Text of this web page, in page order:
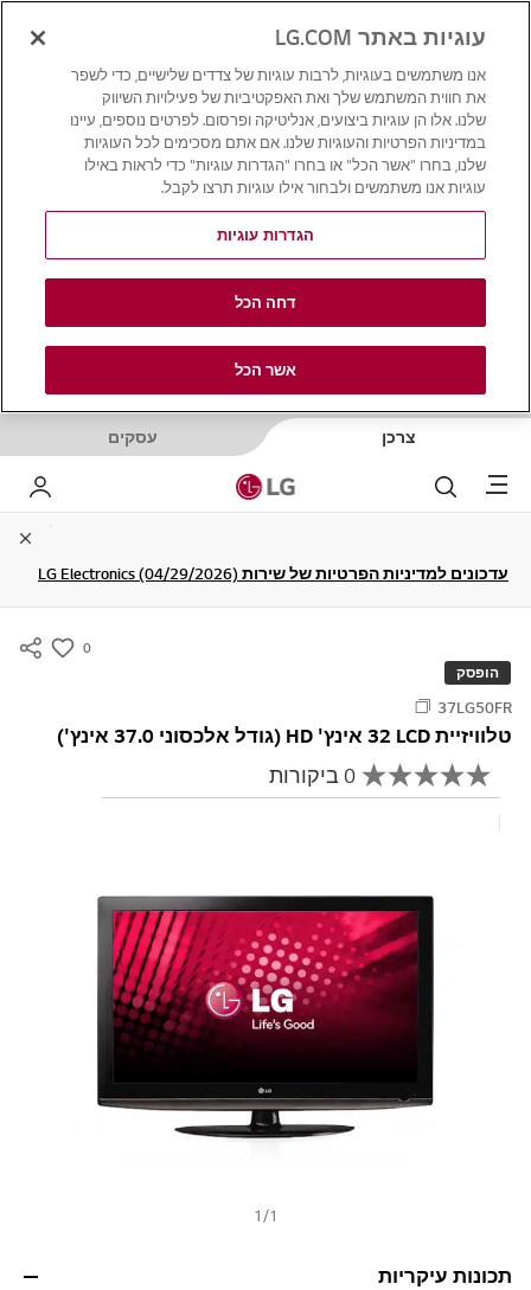
צרכן עסקים
Menu
עדכונים למדיניות הפרטיות של שירות LG Electronics (04/29/2026)
0
m
הופסק
37LG50FR
טלוויזיית LCD‏‏ 32 אינץ' HD (גודל אלכסוני 37.0 אינץ')‏
א
י
0 ביקורות
1/1
תכונות עיקריות
עוגיות באתר LG.COM
אנו משתמשים בעוגיות, לרבות עוגיות של צדדים שלישיים, כדי לשפר
את חווית המשתמש שלך ואת האפקטיביות של פעילויות השיווק
שלנו. אלו הן עוגיות ביצועים, אנליטיקה ופרסום. לפרטים נוספים, עיינו
במדיניות הפרטיות והעוגיות שלנו. אם אתם מסכימים לכל העוגיות
שלנו, בחרו "אשר הכל" או בחרו "הגדרות עוגיות" כדי לראות באילו
עוגיות אנו משתמשים ולבחור אילו עוגיות תרצו לקבל.
הגדרות עוגיות
דחה הכל
אשר הכל